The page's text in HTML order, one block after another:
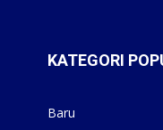
KATEGORI
Baru